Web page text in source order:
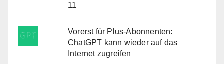
11
Vorerst für Plus-Abonnenten:
ChatGPT kann wieder auf das
Internet zugreifen